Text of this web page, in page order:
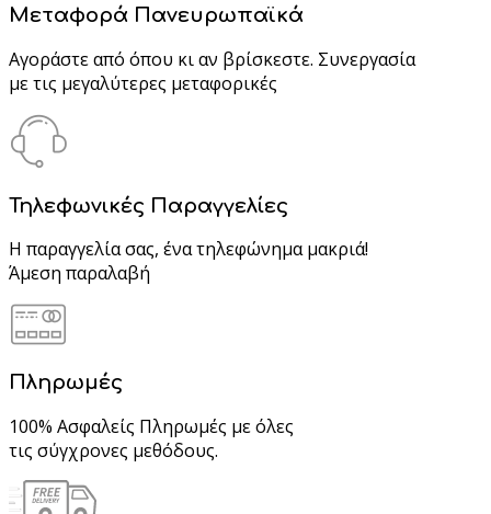
Μεταφορά Πανευρωπαϊκά
Αγοράστε από όπου κι αν βρίσκεστε. Συνεργασία
με τις μεγαλύτερες μεταφορικές
Τηλεφωνικές Παραγγελίες
Η παραγγελία σας, ένα τηλεφώνημα μακριά!
Άμεση παραλαβή
Πληρωμές
100% Ασφαλείς Πληρωμές με όλες
τις σύγχρονες μεθόδους.